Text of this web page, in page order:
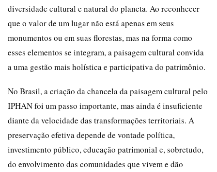
diversidade cultural e natural do planeta. Ao reconhecer
que o valor de um lugar não está apenas em seus
monumentos ou em suas florestas, mas na forma como
esses elementos se integram, a paisagem cultural convida
a uma gestão mais holística e participativa do patrimônio.
No Brasil, a criação da chancela da paisagem cultural pelo
IPHAN foi um passo importante, mas ainda é insuficiente
diante da velocidade das transformações territoriais. A
preservação efetiva depende de vontade política,
investimento público, educação patrimonial e, sobretudo,
do envolvimento das comunidades que vivem e dão